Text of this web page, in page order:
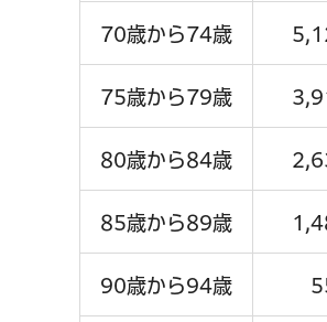
70歳から74歳
75歳から79歳
80歳から84歳
85歳から89歳
90歳から94歳